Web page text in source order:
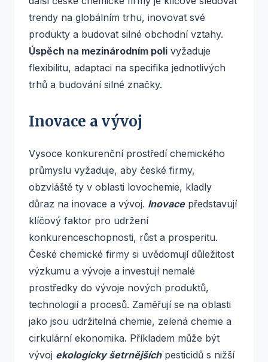
trendy na globálním trhu, inovovat své
produkty a budovat silné obchodní vztahy.
Úspěch na mezinárodním poli vyžaduje
flexibilitu, adaptaci na specifika jednotlivých
trhů a budování silné značky.
Inovace a vývoj
Vysoce konkurenční prostředí chemického
průmyslu vyžaduje, aby české firmy,
obzvláště ty v oblasti lovochemie, kladly
důraz na inovace a vývoj. Inovacepředstavují
klíčový faktor pro udržení
konkurenceschopnosti, růst a prosperitu.
České chemické firmy si uvědomují důležitost
výzkumu a vývoje a investují nemalé
prostředky do vývoje nových produktů,
technologií a procesů. Zaměřují se na oblasti
jako jsou udržitelná chemie, zelená chemie a
cirkulární ekonomika. Příkladem může být
vývoj ekologicky šetrnějšíchpesticidů s nižší